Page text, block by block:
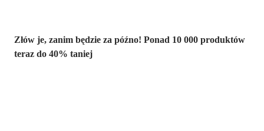
Złów je, zanim będzie za późno! Ponad 10 000 produktów
teraz do 40% taniej